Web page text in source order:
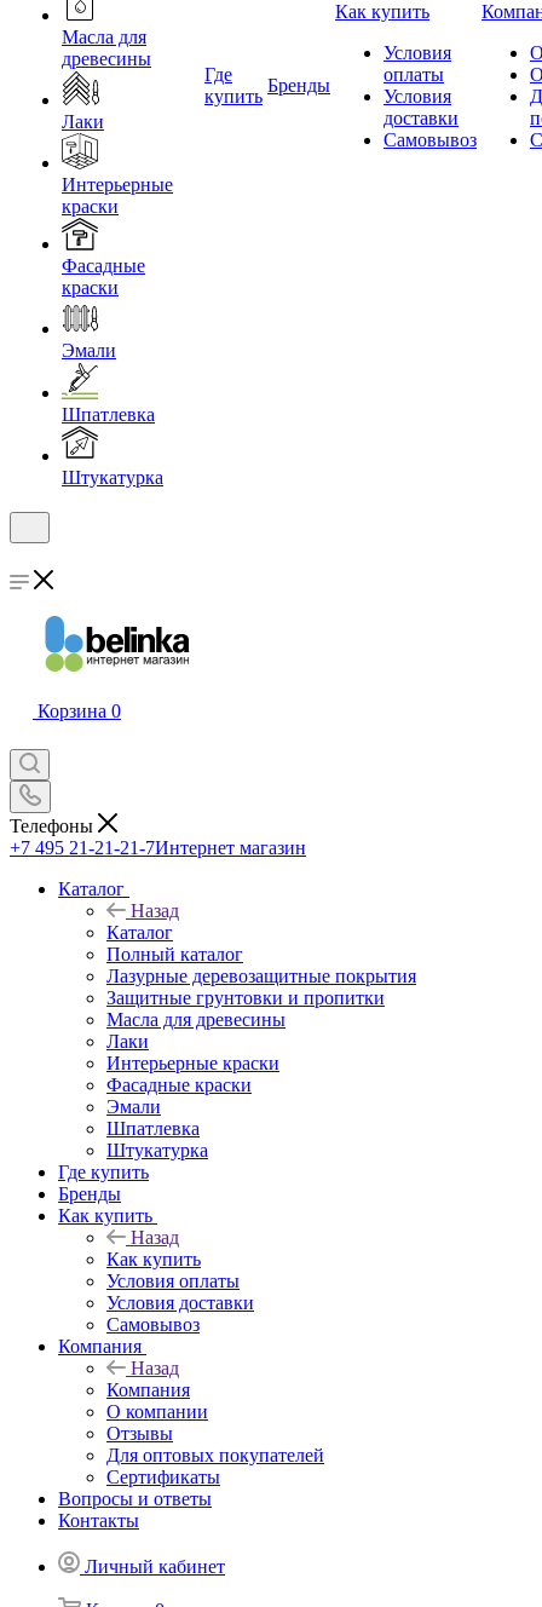
Масла для
древесины
Лаки
Интерьерные
краски
Фасадные
краски
Эмали
Шпатлевка
Штукатурка
Где
купить
Бренды
Как купить
Условия
оплаты
Условия
доставки
Самовывоз
Корзина 0
Телефоны
+7 495 21-21-21-7Интернет магазин
Каталог
Назад
Каталог
Полный каталог
Лазурные деревозащитные покрытия
Защитные грунтовки и пропитки
Масла для древесины
Лаки
Интерьерные краски
Фасадные краски
Эмали
Шпатлевка
Штукатурка
Где купить
Бренды
Как купить
Назад
Как купить
Условия оплаты
Условия доставки
Самовывоз
Компания
Назад
Компания
О компании
Отзывы
Для оптовых покупателей
Сертификаты
Вопросы и ответы
Контакты
Личный кабинет